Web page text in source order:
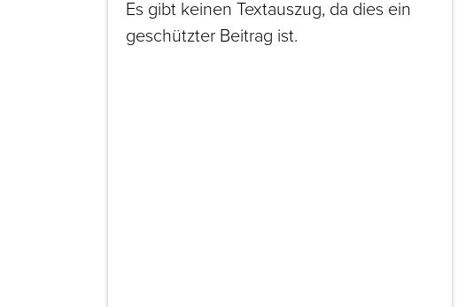
Es gibt keinen Textauszug, da dies ein
geschützter Beitrag ist.